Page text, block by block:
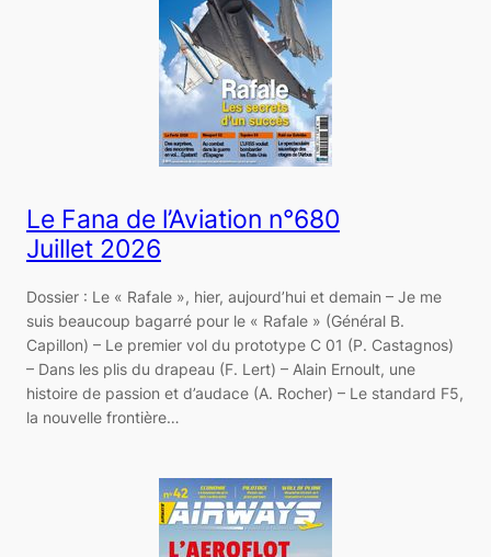
Le Fana de l’Aviation n°680
Juillet 2026
Dossier : Le « Rafale », hier, aujourd’hui et demain – Je me
suis beaucoup bagarré pour le « Rafale » (Général B.
Capillon) – Le premier vol du prototype C 01 (P. Castagnos)
– Dans les plis du drapeau (F. Lert) – Alain Ernoult, une
histoire de passion et d’audace (A. Rocher) – Le standard F5,
la nouvelle frontière…